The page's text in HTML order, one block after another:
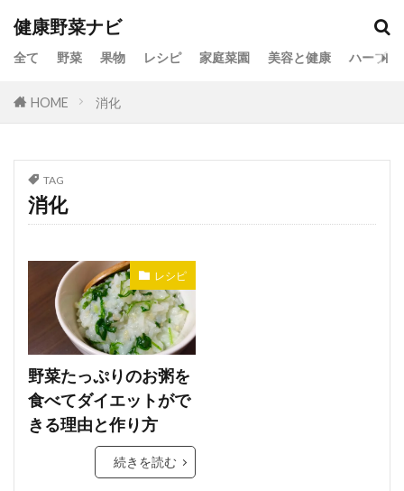
健康野菜ナビ
全て 野菜 果物 レシピ 家庭菜園 美容と健康 ハーブ
HOME 消化
TAG
消化
レシピ
野菜たっぷりのお粥を
食べてダイエットがで
きる理由と作り方
続きを読む